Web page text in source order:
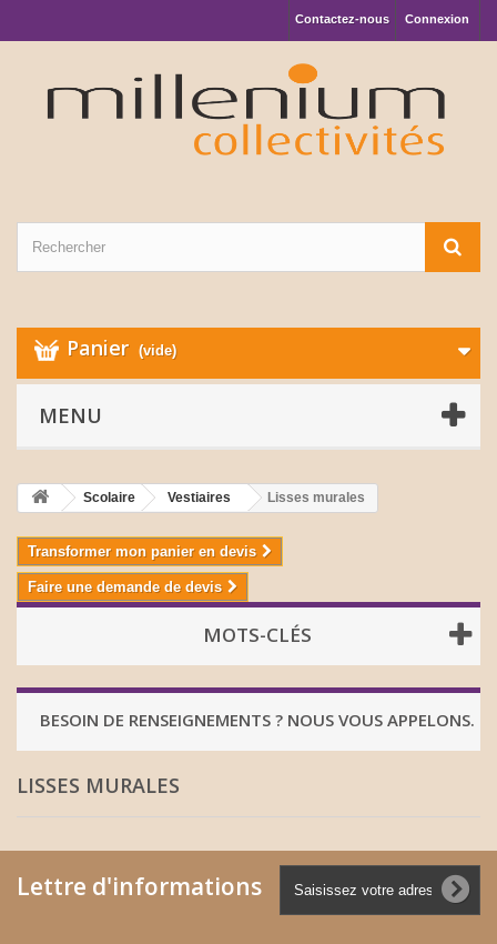
Connexion
Contactez-nous
Panier (vide)
MENU
Scolaire Vestiaires Lisses murales
Transformer mon panier en devis
Faire une demande de devis
MOTS-CLÉS
BESOIN DE RENSEIGNEMENTS ? NOUS VOUS APPELONS.
LISSES MURALES
Lettre d'informations